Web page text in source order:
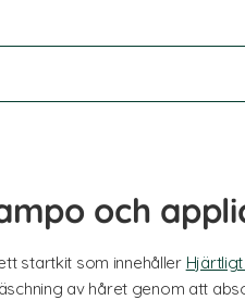
och
startkit som innehåller
av håret genom att